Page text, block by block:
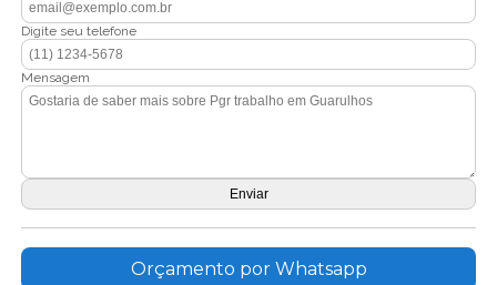
Digite seu telefone
Mensagem
Orçamento por Whatsapp